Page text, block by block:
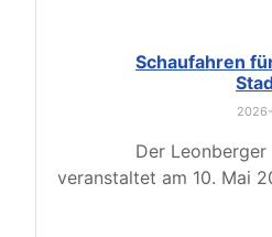
Schaufahren
Der
veranstaltet am 10. Mai